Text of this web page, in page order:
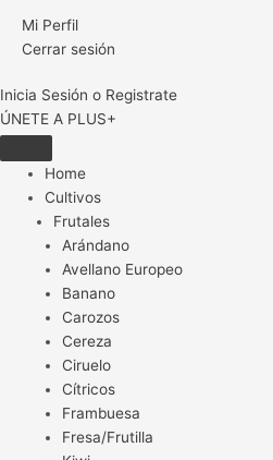
Mi Perfil
Cerrar sesión
Inicia Sesión o Registrate
ÚNETE A PLUS+
Home
Cultivos
Frutales
Arándano
Avellano Europeo
Banano
Carozos
Cereza
Ciruelo
Cítricos
Frambuesa
Fresa/Frutilla